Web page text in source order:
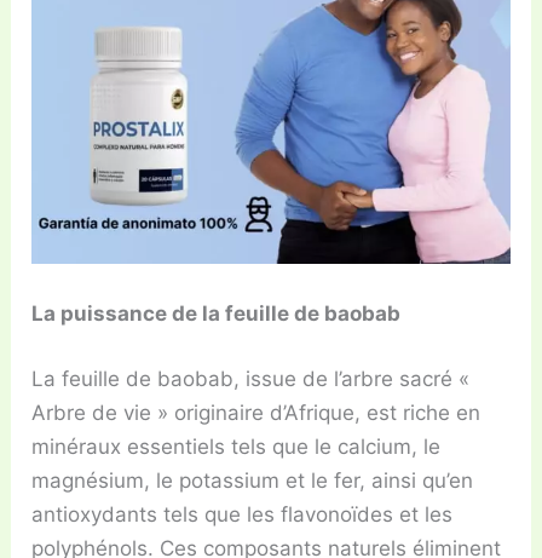
La puissance de la feuille de baobab
La feuille de baobab, issue de l’arbre sacré «
Arbre de vie » originaire d’Afrique, est riche en
minéraux essentiels tels que le calcium, le
magnésium, le potassium et le fer, ainsi qu’en
antioxydants tels que les flavonoïdes et les
polyphénols. Ces composants naturels éliminent